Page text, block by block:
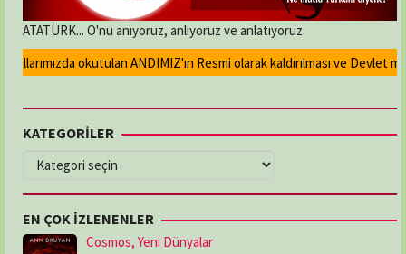
ATATÜRK... O'nu anıyoruz, anlıyoruz ve anlatıyoruz.
okutulan ANDIMIZ'ın Resmi olarak kaldırılması ve Devlet
KATEGORİLER
KATEGORİLER
EN ÇOK İZLENENLER
Cosmos, Yeni Dünyalar